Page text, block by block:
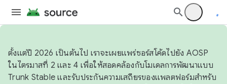
ตั้งแต่ปี 2026 เป็นต้นไป เราจะเผยแพร่ซอร์สโค้ดไปยัง AOSP
ในไตรมาสที่ 2 และ 4 เพื่อให้สอดคล้องกับโมเดลการพัฒนาแบบ
Trunk Stable และรับประกันความเสถียรของแพลตฟอร์มสำหรับ